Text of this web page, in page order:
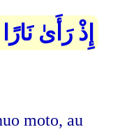
إِذْ رَأَىٰ
moto, au